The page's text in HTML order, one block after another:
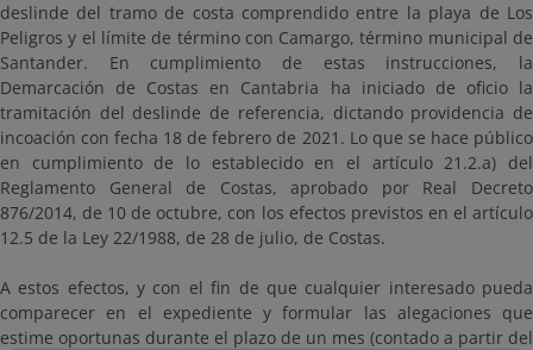
deslinde del tramo de costa comprendido entre la playa de Los
Peligros y el límite de término con Camargo, término municipal de
Santander. En cumplimiento de estas instrucciones, la
Demarcación de Costas en Cantabria ha iniciado de oficio la
tramitación del deslinde de referencia, dictando providencia de
incoación con fecha 18 de febrero de 2021. Lo que se hace público
en cumplimiento de lo establecido en el artículo 21.2.a) del
Reglamento General de Costas, aprobado por Real Decreto
876/2014, de 10 de octubre, con los efectos previstos en el artículo
12.5 de la Ley 22/1988, de 28 de julio, de Costas.
A estos efectos, y con el fin de que cualquier interesado pueda
comparecer en el expediente y formular las alegaciones que
estime oportunas durante el plazo de un mes (contado a partir del